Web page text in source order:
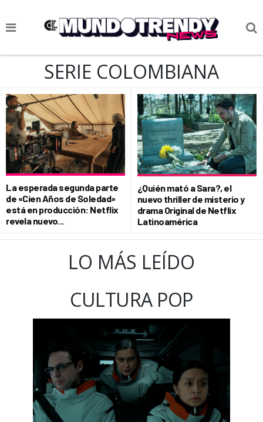
NOTICIAS
CIENCIA Y TECNOLOGÍA
VIDA
SOCIEDAD
CULTURIZANDO.COM
SERIE COLOMBIANA
La esperada segunda parte
de «Cien Años de Soledad»
está en producción: Netflix
revela nuevo...
¿Quién mató a Sara?, el
nuevo thriller de misterio y
drama Original de Netflix
Latinoamérica
LO MÁS LEÍDO
CULTURA POP